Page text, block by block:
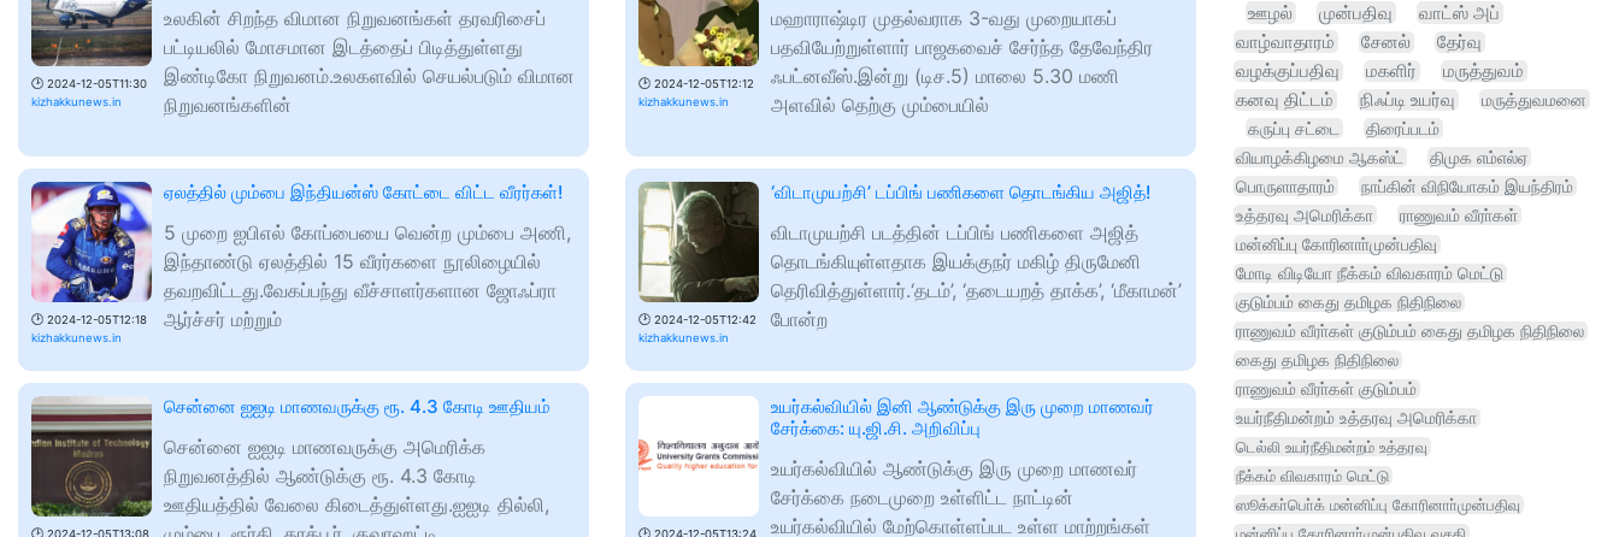
🕑 2024-12-05T11:30
kizhakkunews.in
உலகின் சிறந்த விமான நிறுவனங்கள் தரவரிசைப்
பட்டியலில் மோசமான இடத்தைப் பிடித்துள்ளது
இண்டிகோ நிறுவனம்.உலகளவில் செயல்படும் விமான
நிறுவனங்களின்
🕑 2024-12-05T12:12
kizhakkunews.in
மஹாராஷ்டிர முதல்வராக 3-வது முறையாகப்
பதவியேற்றுள்ளார் பாஜகவைச் சேர்ந்த தேவேந்திர
ஃபட்னவீஸ்.இன்று (டிச.5) மாலை 5.30 மணி
அளவில் தெற்கு மும்பையில்
🕑 2024-12-05T12:18
kizhakkunews.in
ஏலத்தில் மும்பை இந்தியன்ஸ் கோட்டை விட்ட வீரர்கள்!
5 முறை ஐபிஎல் கோப்பையை வென்ற மும்பை அணி,
இந்தாண்டு ஏலத்தில் 15 வீரர்களை நூலிழையில்
தவறவிட்டது.வேகப்பந்து வீச்சாளர்களான ஜோஃப்ரா
ஆர்ச்சர் மற்றும்
🕑 2024-12-05T12:42
kizhakkunews.in
‘விடாமுயற்சி’ டப்பிங் பணிகளை தொடங்கிய அஜித்!
விடாமுயற்சி படத்தின் டப்பிங் பணிகளை அஜித்
தொடங்கியுள்ளதாக இயக்குநர் மகிழ் திருமேனி
தெரிவித்துள்ளார்.‘தடம்’, ‘தடையறத் தாக்க’, ‘மீகாமன்’
போன்ற
🕑 2024-12-05T13:08
சென்னை ஐஐடி மாணவருக்கு ரூ. 4.3 கோடி ஊதியம்
சென்னை ஐஐடி மாணவருக்கு அமெரிக்க
நிறுவனத்தில் ஆண்டுக்கு ரூ. 4.3 கோடி
ஊதியத்தில் வேலை கிடைத்துள்ளது.ஐஐடி தில்லி,
🕑 2024-12-05T13:24
உயர்கல்வியில் இனி ஆண்டுக்கு இரு முறை மாணவர்
சேர்க்கை: யு.ஜி.சி. அறிவிப்பு
உயர்கல்வியில் ஆண்டுக்கு இரு முறை மாணவர்
சேர்க்கை நடைமுறை உள்ளிட்ட நாட்டின்
உயர்கல்வியில் மேற்கொள்ளப்பட உள்ள மாற்றங்கள்
ஊழல்
முன்பதிவு
வாட்ஸ் அப்
வாழ்வாதாரம்
சேனல்
தேர்வு
வழக்குப்பதிவு
மகளிர்
மருத்துவம்
கனவு திட்டம்
நிஃப்டி உயர்வு
மருத்துவமனை
கருப்பு சட்டை
திரைப்படம்
வியாழக்கிழமை ஆகஸ்ட்
திமுக எம்எல்ஏ
பொருளாதாரம்
நாப்கின் விநியோகம் இயந்திரம்
உத்தரவு அமெரிக்கா
ராணுவம் வீரா்கள்
மன்னிப்பு கோரினாா்முன்பதிவு
மோடி விடியோ நீக்கம் விவகாரம் மெட்டு
குடும்பம் கைது தமிழக நிதிநிலை
ராணுவம் வீரா்கள் குடும்பம் கைது தமிழக நிதிநிலை
கைது தமிழக நிதிநிலை
ராணுவம் வீரா்கள் குடும்பம்
உயர்நீதிமன்றம் உத்தரவு அமெரிக்கா
டெல்லி உயர்நீதிமன்றம் உத்தரவு
நீக்கம் விவகாரம் மெட்டு
ஸூக்கா்பொ்க் மன்னிப்பு கோரினாா்முன்பதிவு